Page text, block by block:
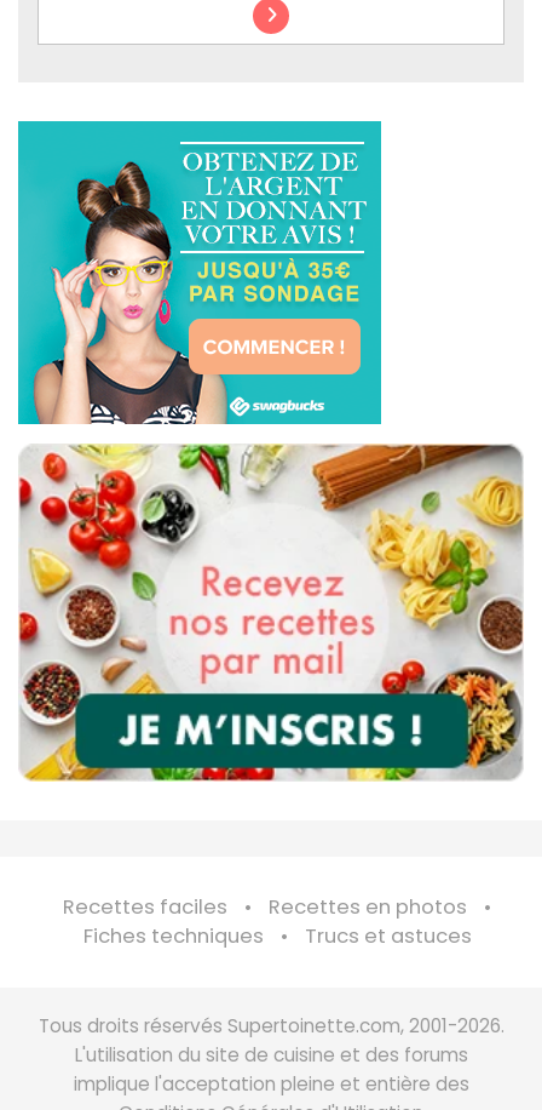
Recettes faciles
Recettes en photos
Fiches techniques
Trucs et astuces
Tous droits réservés Supertoinette.com, 2001-2026.
L'utilisation du site de cuisine et des forums
implique l'acceptation pleine et entière des